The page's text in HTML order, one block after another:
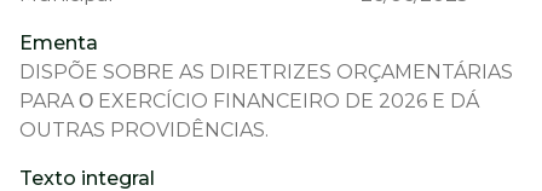
Ementa
DISPÕE SOBRE AS DIRETRIZES ORÇAMENTÁRIAS
PARA Ο EXERCÍCIO FINANCEIRO DE 2026 E DÁ
OUTRAS PROVIDÊNCIAS.
Texto integral